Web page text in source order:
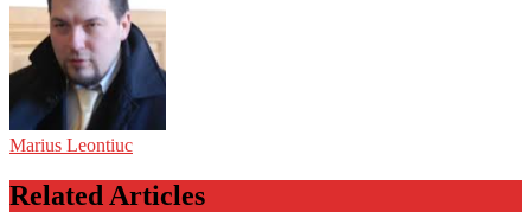
Marius Leontiuc
Related Articles